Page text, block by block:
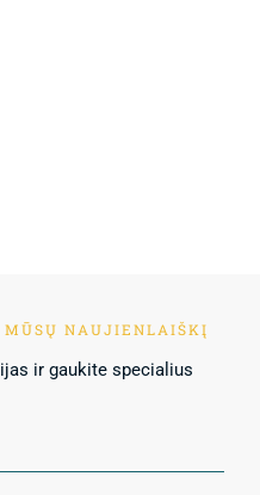
MŪSŲ NAUJIENLAIŠKĮ
ir gaukite specialius